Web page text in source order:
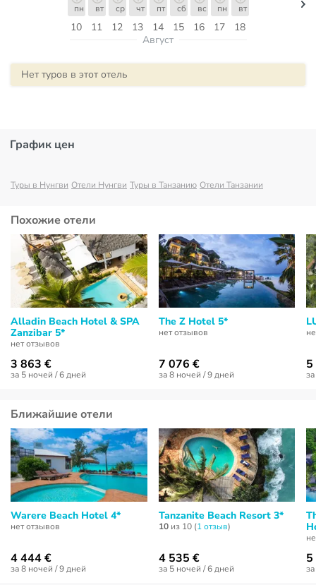
10
пн
11
вт
12
ср
13
чт
14
пт
15
сб
16
вс
17
пн
18
вт
Август
Нет туров в этот отель
График цен
Туры в Нунгви Отели Нунгви Туры в Танзанию Отели Танзании
Похожие отели
Alladin Beach Hotel & SPA
Zanzibar 5*
нет отзывов
3 863 €
за 5 ночей / 6 дней
The Z Hotel 5*
нет отзывов
7 076 €
за 8 ночей / 9 дней
Ближайшие отели
Warere Beach Hotel 4*
нет отзывов
4 444 €
за 8 ночей / 9 дней
Tanzanite Beach Resort 3*
10из 10 (1 отзыв)
4 535 €
за 5 ночей / 6 дней